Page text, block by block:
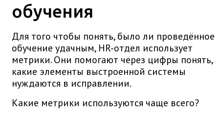
обучения
Для того чтобы понять, было ли проведённое
обучение удачным, HR-отдел использует
метрики. Они помогают через цифры понять,
какие элементы выстроенной системы
нуждаются в исправлении.
Какие метрики используются чаще всего?